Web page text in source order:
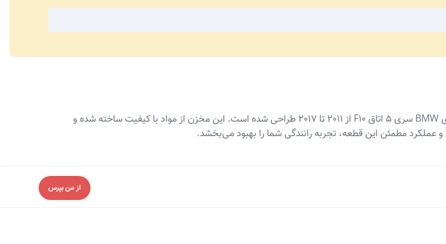
مخزن آب رادیاتور ماهله CRT 212 000S یک قطعه با کیفیت بالا است که برای خودروهای BMW سری 5 اتاق F10 از 2011 تا 2017 طراحی شده است. این مخزن از مواد با کیفیت ساخته شده و
مطمئن این قطعه، تجربه رانندگی شما را بهبود می‌بخشد.
از من بپرس